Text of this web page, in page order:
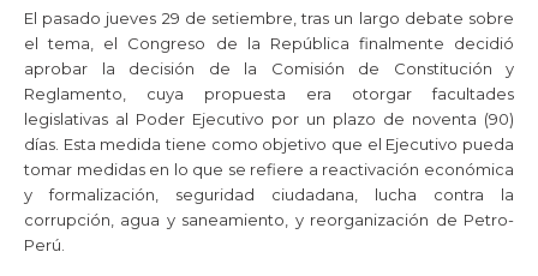
El pasado jueves 29 de setiembre, tras un largo debate sobre
el tema, el Congreso de la República finalmente decidió
aprobar la decisión de la Comisión de Constitución y
Reglamento, cuya propuesta era otorgar facultades
legislativas al Poder Ejecutivo por un plazo de noventa (90)
días. Esta medida tiene como objetivo que el Ejecutivo pueda
tomar medidas en lo que se refiere a reactivación económica
y formalización, seguridad ciudadana, lucha contra la
corrupción, agua y saneamiento, y reorganización de Petro-
Perú.